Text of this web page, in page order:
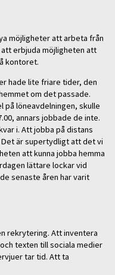
möjligheter att arbeta från
erbjuda möjligheten att
kontoret.
hade lite friare tider, den
om det passade.
på löneavdelningen, skulle
annars jobbade de inte.
i. Att jobba på distans
är supertydligt att det vi
att kunna jobba hemma
lättare lockar vid
senaste åren har varit
rekrytering. Att inventera
texten till sociala medier
tar tid. Att ta